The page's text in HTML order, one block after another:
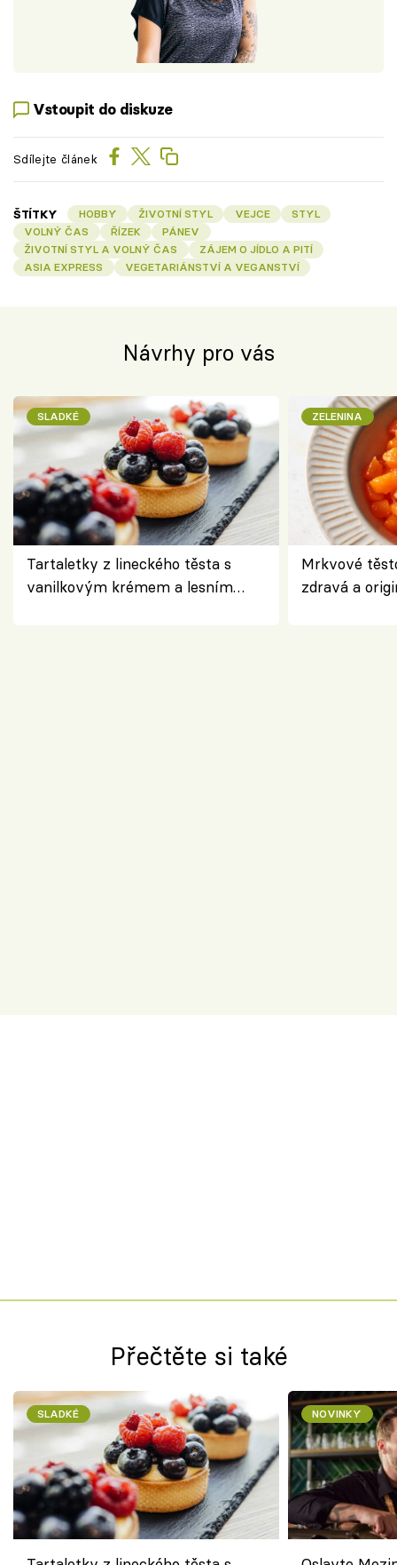
Vstoupit do diskuze
Sdílejte článek
ŠTÍTKY HOBBY ŽIVOTNÍ STYL VEJCE
STYL
VOLNÝ ČAS
ŘÍZEK
PÁNEV
ŽIVOTNÍ STYL A VOLNÝ ČAS
ZÁJEM O JÍDLO A PITÍ
ASIA EXPRESS
VEGETARIÁNSTVÍ A VEGANSTVÍ
Návrhy pro vás
SLADKÉ
Tartaletky z lineckého těsta s
vanilkovým krémem a lesním
ZELENINA
Mrkvové
zdravá a
Přečtěte si také
SLADKÉ NOVINKY